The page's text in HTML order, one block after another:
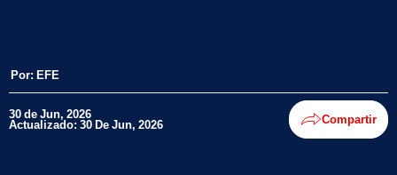
Por: EFE
30 de Jun, 2026
Actualizado: 30 De Jun, 2026 Compartir